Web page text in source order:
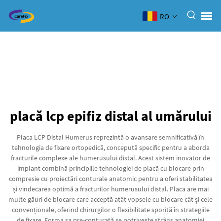
RO
placă lcp epifiz distal al umărului
Placa LCP Distal Humerus reprezintă o avansare semnificativă în
tehnologia de fixare ortopedică, concepută specific pentru a aborda
fracturile complexe ale humerusului distal. Acest sistem inovator de
implant combină principiile tehnologiei de placă cu blocare prin
compresie cu proiectări conturale anatomic pentru a oferi stabilitatea
și vindecarea optimă a fracturilor humerusului distal. Placa are mai
multe găuri de blocare care acceptă atât vopsele cu blocare cât și cele
convenționale, oferind chirurgilor o flexibilitate sporită în strategiile